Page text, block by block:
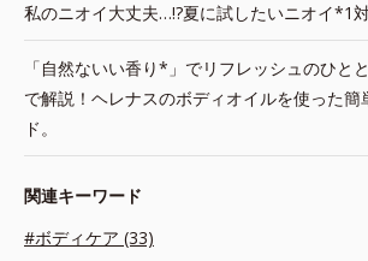
私のニオイ大丈夫…!?夏に試したいニオイ*1
「自然ないい香り*」でリフレッシュのひと
で解説！ヘレナスのボディオイルを使った簡
ド。
関連キーワード
#ボディケア (33)